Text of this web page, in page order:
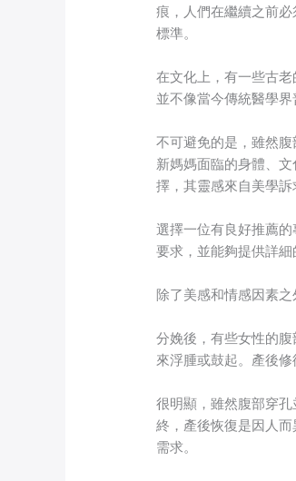
痕，人們在繼續之前
標準。
在文化上，有一些古
並不像當今傳統醫學
不可避免的是，雖然
新媽媽面臨的身體、
擇，其靈感來自美學
選擇一位有良好推薦
要求，並能夠提供詳
除了美感和情感因素
分娩後，有些女性的
來浮腫或鼓起。產後
很明顯，雖然腹部穿
終，產後恢復是因人
需求。